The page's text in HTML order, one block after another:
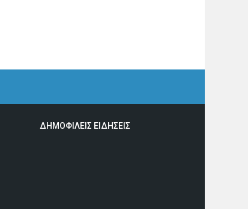
ΔΗΜΟΦΙΛΕΙΣ ΕΙΔΗΣΕΙΣ